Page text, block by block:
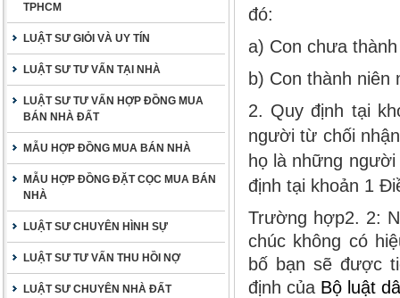
TPHCM
LUẬT SƯ GIỎI VÀ UY TÍN
LUẬT SƯ TƯ VẤN TẠI NHÀ
LUẬT SƯ TƯ VẤN HỢP ĐỒNG MUA
BÁN NHÀ ĐẤT
MẪU HỢP ĐỒNG MUA BÁN NHÀ
MẪU HỢP ĐỒNG ĐẶT CỌC MUA BÁN
NHÀ
LUẬT SƯ CHUYÊN HÌNH SỰ
LUẬT SƯ TƯ VẤN THU HỒI NỢ
LUẬT SƯ CHUYÊN NHÀ ĐẤT
đó:
a) Con chưa
b) Con thành niên
2. Quy định tại
người từ chối
họ là những
định tại khoản 1
Trường hợp2. 2:
chúc không có
bố bạn sẽ được
định của Bộ luật